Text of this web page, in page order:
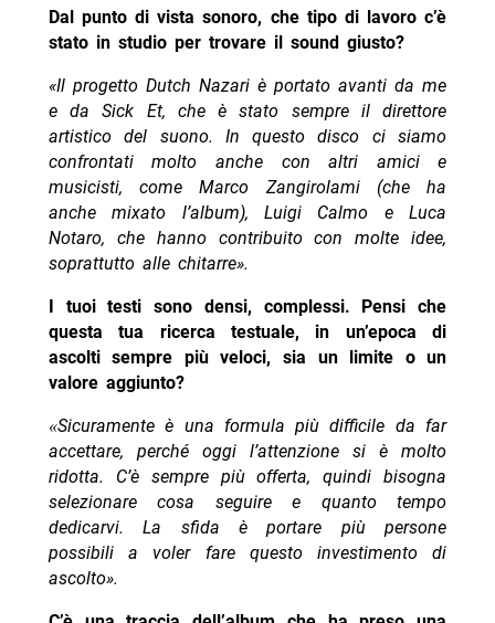
Dal punto di vista sonoro, che tipo di lavoro c’è
stato in studio per trovare il sound giusto?
«Il progetto Dutch Nazari è portato avanti da me
e da Sick Et, che è stato sempre il direttore
artistico del suono. In questo disco ci siamo
confrontati molto anche con altri amici e
musicisti, come Marco Zangirolami (che ha
anche mixato l’album), Luigi Calmo e Luca
Notaro, che hanno contribuito con molte idee,
soprattutto alle chitarre».
I tuoi testi sono densi, complessi. Pensi che
questa tua ricerca testuale, in un’epoca di
ascolti sempre più veloci, sia un limite o un
valore aggiunto?
«Sicuramente è una formula più difficile da far
accettare, perché oggi l’attenzione si è molto
ridotta. C’è sempre più offerta, quindi bisogna
selezionare cosa seguire e quanto tempo
dedicarvi. La sfida è portare più persone
possibili a voler fare questo investimento di
ascolto».